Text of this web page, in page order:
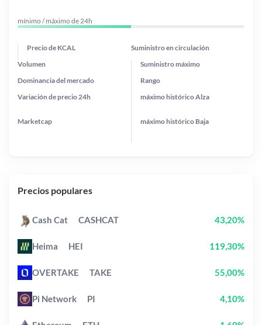
mínimo / máximo de 24h
Precio de KCAL Suministro en circulación
Variación de precio 24h
Suministro máximo
Dominancia del mercado
Marketcap
Volumen
Rango
máximo históricoAlza
máximo histórico Baja
Precios populares
Cash Cat CASHCAT 43,20%
Heima HEI 119,30%
OVERTAKE TAKE 55,00%
Pi Network PI 4,10%